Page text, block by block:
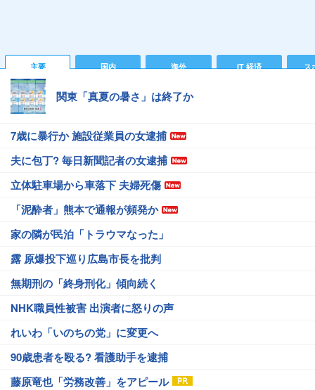
主要 国内 海外 IT 経済 ス
関東「真夏の暑さ」は終了か
7歳に暴行か 施設従業員の女逮捕
夫に包丁? 毎日新聞記者の女逮捕
立体駐車場から車落下 夫婦死傷
「泥酔者」熊本で通報が頻発か
家の隣が民泊「トラウマなった」
露 原爆投下巡り広島市長を批判
無期刑の「終身刑化」傾向続く
NHK職員性被害 出演者に怒りの声
れいわ「いのちの党」に変更へ
90歳患者を殴る? 看護助手を逮捕
藤原竜也「労務改善」をアピール